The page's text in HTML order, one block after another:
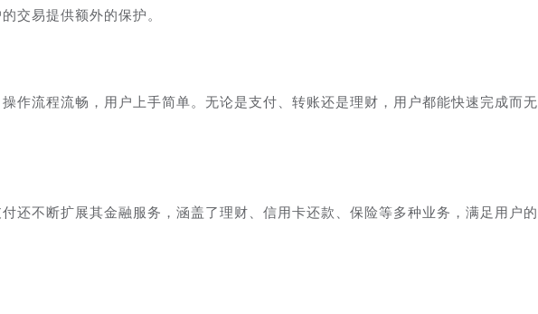
交易提供额外的保护。
作流程流畅，用户上手简单。无论是支付、转账还是理财，用户都能快速完成而无
还不断扩展其金融服务，涵盖了理财、信用卡还款、保险等多种业务，满足用户的